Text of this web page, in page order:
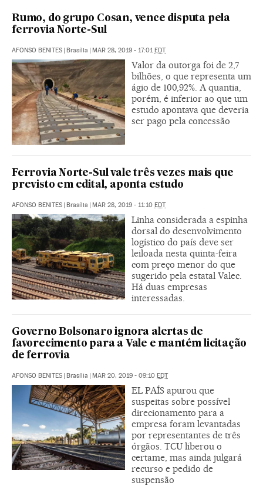
Rumo, do grupo Cosan, vence disputa pela
ferrovia Norte-Sul
AFONSO BENITES | Brasília | MAR 28, 2019 - 17:01EDT
Valor da outorga foi de 2,7
bilhões, o que representa um
ágio de 100,92%. A quantia,
porém, é inferior ao que um
estudo apontava que deveria
ser pago pela concessão
Ferrovia Norte-Sul vale três vezes mais que
previsto em edital, aponta estudo
AFONSO BENITES | Brasília | MAR 28, 2019 - 11:10 EDT
Linha considerada a espinha
dorsal do desenvolvimento
logístico do país deve ser
leiloada nesta quinta-feira
com preço menor do que
sugerido pela estatal Valec.
Há duas empresas
interessadas.
Governo Bolsonaro ignora alertas de
favorecimento para a Vale e mantém licitação
de ferrovia
AFONSO BENITES | Brasília | MAR 20, 2019 - 09:10 EDT
EL PAÍS apurou que
suspeitas sobre possível
direcionamento para a
empresa foram levantadas
por representantes de três
órgãos. TCU liberou o
certame, mas ainda julgará
recurso e pedido de
suspensão